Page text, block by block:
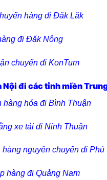
hàng đi Đăk Lăk
đi Đăk Nông
chuyển đi KonTum
Nội đi các tỉnh miền
hàng hóa đi Bình Thuận
xe tải đi Ninh Thuận
hàng nguyên chuyến đi Phú
hàng đi Quảng Nam